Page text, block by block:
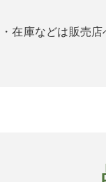
在庫などは販売店